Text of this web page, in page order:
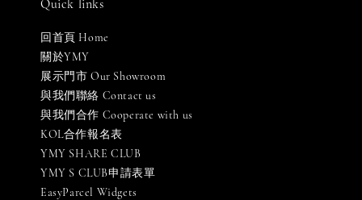
Quick links
回首頁 Home
關於YMY
展示門市 Our Showroom
與我們聯絡 Contact us
與我們合作 Cooperate with us
KOL合作報名表
YMY SHARE CLUB
YMY S CLUB申請表單
EasyParcel Widgets